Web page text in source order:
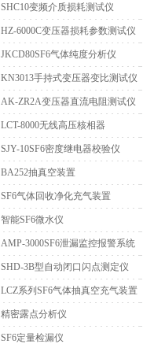
SHC10变频介质损耗测试仪
HZ-6000C变压器损耗参数测试仪
JKCD80SF6气体纯度分析仪
KN3013手持式变压器变比测试仪
AK-ZR2A变压器直流电阻测试仪
LCT-8000无线高压核相器
SJY-10SF6密度继电器校验仪
BA252抽真空装置
SF6气体回收净化充气装置
智能SF6微水仪
AMP-3000SF6泄漏监控报警系统
SHD-3B型自动闭口闪点测定仪
LCZ系列SF6气体抽真空充气装置
精密露点分析仪
SF6定量检漏仪